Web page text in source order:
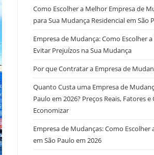
Como Escolher a Melhor Empresa de
para Sua Mudança Residencial em São
Empresa de Mudança: Como Escolher
Evitar Prejuízos na Sua Mudança
Por que Contratar a Empresa de
Quanto Custa uma Empresa de
Paulo em 2026? Preços Reais, Fatores e
Economizar
Empresa de Mudanças: Como Escolher
em São Paulo em 2026